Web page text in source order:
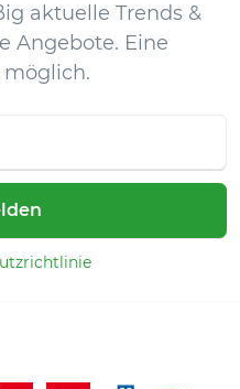
aktuelle Trends &
Angebote. Eine